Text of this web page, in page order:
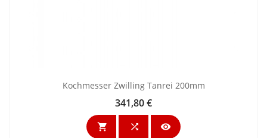
Kochmesser Zwilling Tanrei 200mm
Preis
341,80 €
  